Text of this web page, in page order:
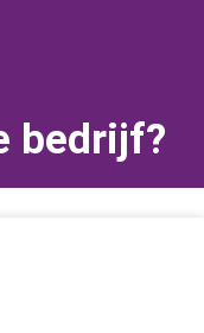
bedrijf?